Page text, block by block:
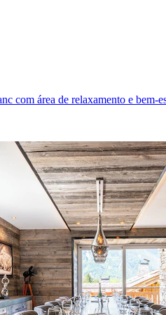
com área de relaxamento e bem-